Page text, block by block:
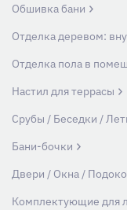
Обшивка бани
Отделка деревом:
Отделка пола в
Настил для террасы
Срубы / Беседки /
Бани-бочки
Двери / Окна /
Комплектующие для